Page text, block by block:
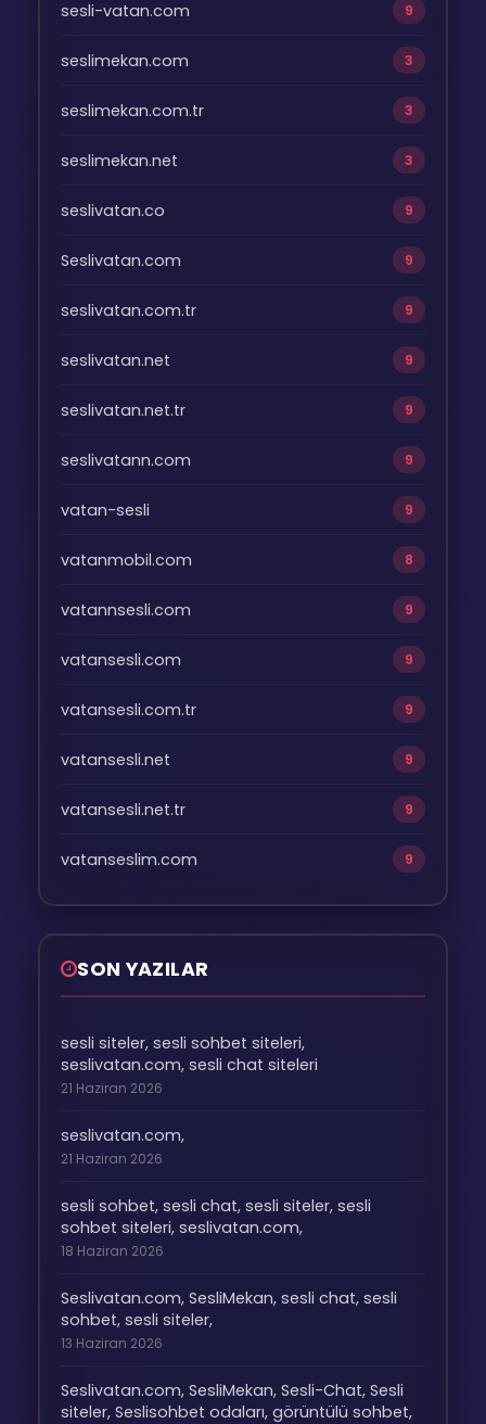
sesli-vatan.com 9
seslimekan.com 3
seslimekan.com.tr 3
seslimekan.net 3
seslivatan.co 9
Seslivatan.com 9
seslivatan.com.tr 9
seslivatan.net 9
seslivatan.net.tr 9
seslivatann.com 9
vatan-sesli 9
vatanmobil.com 8
vatannsesli.com 9
vatansesli.com 9
vatansesli.com.tr 9
vatansesli.net 9
vatansesli.net.tr 9
vatanseslim.com 9
SON YAZILAR
sesli siteler, sesli sohbet siteleri,
seslivatan.com, sesli chat siteleri
21 Haziran 2026
seslivatan.com,
21 Haziran 2026
sesli sohbet, sesli chat, sesli siteler, sesli
sohbet siteleri, seslivatan.com,
18 Haziran 2026
Seslivatan.com, SesliMekan, sesli chat, sesli
sohbet, sesli siteler,
13 Haziran 2026
Seslivatan.com, SesliMekan, Sesli-Chat, Sesli
siteler, Seslisohbet odaları, görüntülü sohbet,